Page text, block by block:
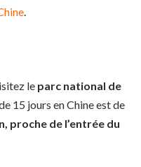
le parc national de
15 jours en Chine est de
proche de l’entrée du